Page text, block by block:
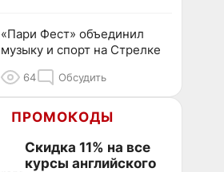
«Пари Фест» объединил
музыку и спорт на Стрелке
64 Обсудить
ПРОМОКОДЫ
Скидка 11% на все
курсы английского